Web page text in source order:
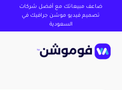
ضاعف مبيعاتك مع أفضل شركات
تصميم فيديو موشن جرافيك في
السعودية